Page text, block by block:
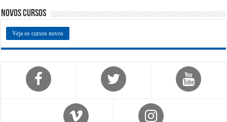
Novos Cursos
Veja os cursos novos